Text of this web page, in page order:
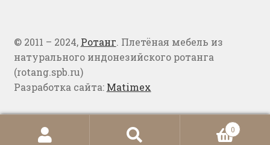
© 2011 – 2024, Ротанг. Плетёная мебель из
натурального индонезийского ротанга
(rotang.spb.ru)
Разработка сайта: Matimex
Искать:
0